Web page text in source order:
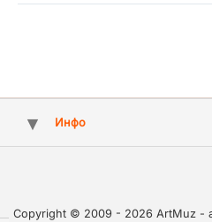
Инфо
Copyright © 2009 - 2026 ArtMuz -